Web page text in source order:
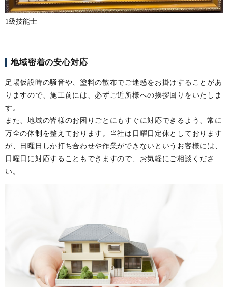
1級技能士
地域密着の安心対応
足場仮設時の騒音や、塗料の散布でご迷惑をお掛けすることがあ
りますので、施工前には、必ずご近所様への挨拶回りをいたしま
す。
また、地域の皆様のお困りごとにもすぐに対応できるよう、常に
万全の体制を整えております。当社は日曜日定休としております
が、日曜日しか打ち合わせや作業ができないというお客様には、
日曜日に対応することもできますので、お気軽にご相談くださ
い。